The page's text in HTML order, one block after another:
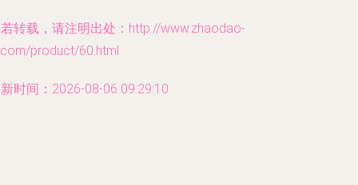
转载，请注明出处：http://www.zhaodao-
product/60.html
时间：2026-08-06 09:29:10